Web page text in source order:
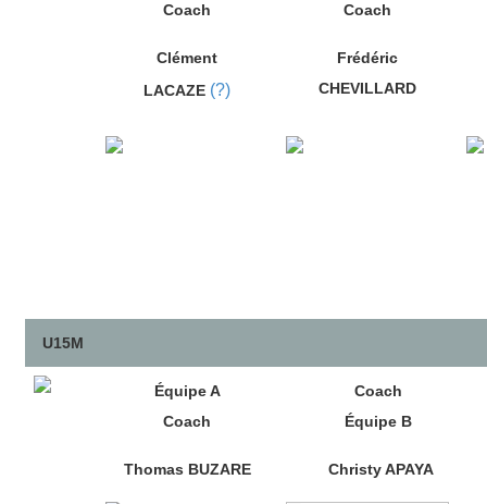
Coach
Coach
Clément
LACAZE (?)
Frédéric
CHEVILLARD
U15M
Équipe A
Coach
Coach
Équipe B
Thomas BUZARE Christy APAYA